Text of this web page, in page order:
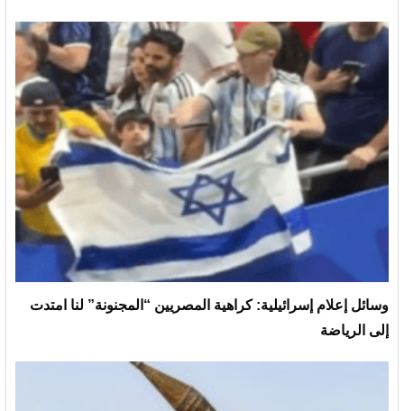
وسائل إعلام إسرائيلية: كراهية المصريين “المجنونة” لنا امتدت
إلى الرياضة